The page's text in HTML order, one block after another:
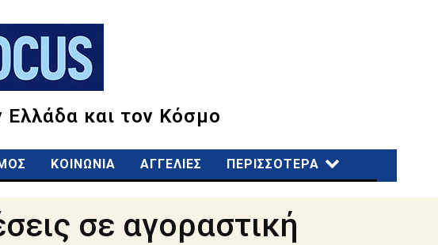
Ελλάδα και τον Κόσμο
ΚΟΙΝΩΝΙΑ ΑΓΓΕΛΙΕΣ ΠΕΡΙΣΣΟΤΕΡΑ
σε αγοραστική